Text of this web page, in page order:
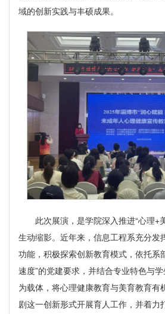
域的创新实践与丰硕成果。
此次展演，是学院深入推进“心理+
生动缩影。近年来，信息工程系充分发
功能，积极探索创新教育模式，依托系
速度”的党建要求，并结合专业特色与
为载体，将心理健康教育与美育教育有
剧这一创新形式开展育人工作，并着力